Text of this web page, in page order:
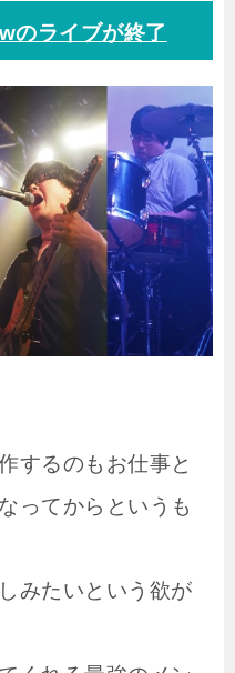
のライブが終了
するのもお仕事と
ってからというも
みたいという欲が